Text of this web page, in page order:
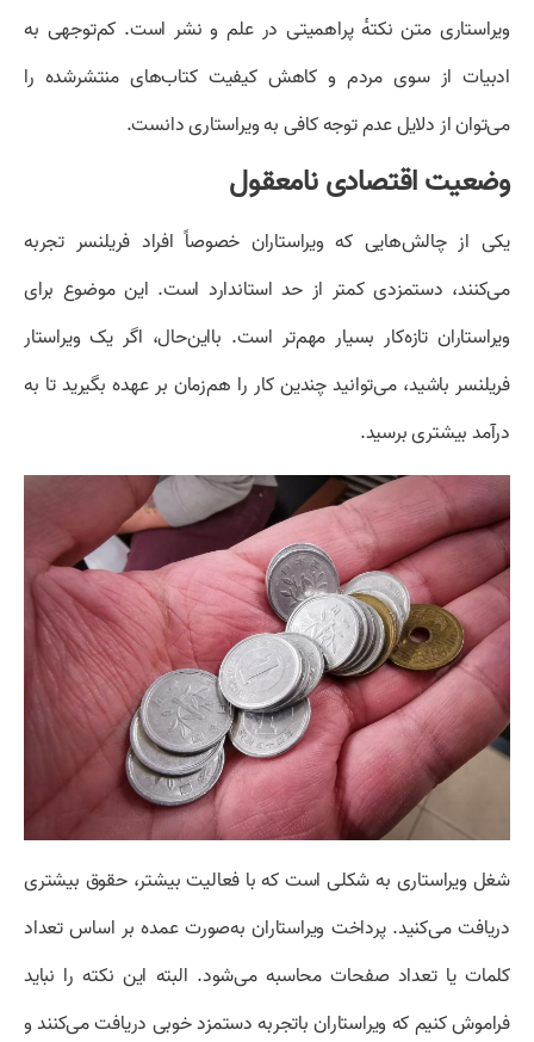
ویراستاری متن نکتهٔ پراهمیتی در علم و نشر است. کم‌توجهی به
ادبیات از سوی مردم و کاهش کیفیت کتاب‌های منتشرشده را
می‌توان از دلایل عدم توجه کافی به ویراستاری دانست.
وضعیت اقتصادی نامعقول
یکی از چالش‌هایی که ویراستاران خصوصاً افراد فریلنسر تجربه
می‌کنند، دستمزدی کمتر از حد استاندارد است. این موضوع برای
ویراستاران تازه‌کار بسیار مهم‌تر است. بااین‌حال، اگر یک ویراستار
فریلنسر باشید، می‌توانید چندین کار را هم‌زمان بر عهده بگیرید تا به
درآمد بیشتری برسید.
شغل ویراستاری به شکلی است که با فعالیت بیشتر، حقوق بیشتری
دریافت می‌کنید. پرداخت ویراستاران به‌صورت عمده بر اساس تعداد
کلمات یا تعداد صفحات محاسبه می‌شود. البته این نکته را نباید
فراموش کنیم که ویراستاران باتجربه دستمزد خوبی دریافت می‌کنند و